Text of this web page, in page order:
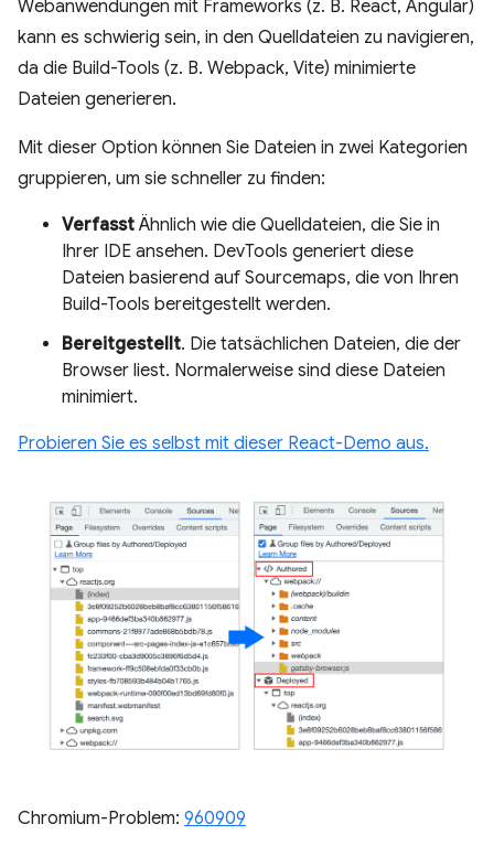
Webanwendungen mit Frameworks (z. B. React, Angular)
kann es schwierig sein, in den Quelldateien zu navigieren,
da die Build-Tools (z. B. Webpack, Vite) minimierte
Dateien generieren.
Mit dieser Option können Sie Dateien in zwei Kategorien
gruppieren, um sie schneller zu finden:
Verfasst Ähnlich wie die Quelldateien, die Sie in
Ihrer IDE ansehen. DevTools generiert diese
Dateien basierend auf Sourcemaps, die von Ihren
Build-Tools bereitgestellt werden.
Bereitgestellt. Die tatsächlichen Dateien, die der
Browser liest. Normalerweise sind diese Dateien
minimiert.
Probieren Sie es selbst mit dieser React-Demo aus.
Chromium-Problem: 960909